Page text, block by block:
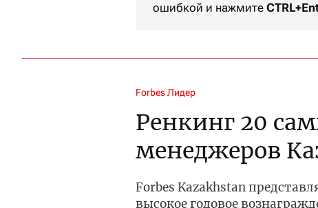
ошибкой и нажмите
Forbes Лидер
Ренкинг 20
менеджеров
Forbes Kazakhstan
высокое годовое